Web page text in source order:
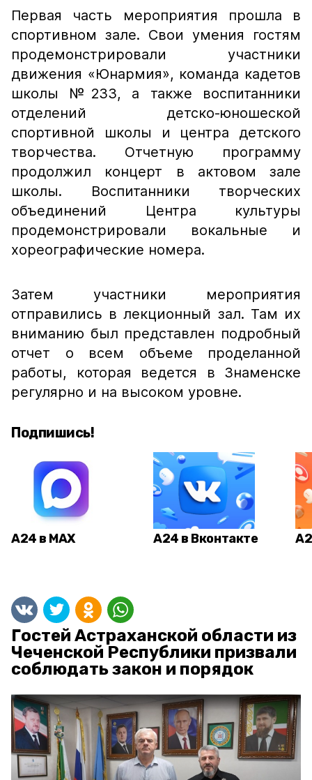
Первая часть мероприятия прошла в
спортивном зале. Свои умения гостям
продемонстрировали участники
движения «Юнармия», команда кадетов
школы №233, а также воспитанники
отделений детско-юношеской
спортивной школы и центра детского
творчества. Отчетную программу
продолжил концерт в актовом зале
школы. Воспитанники творческих
объединений Центра культуры
продемонстрировали вокальные и
хореографические номера.
Затем участники мероприятия
отправились в лекционный зал. Там их
вниманию был представлен подробный
отчет о всем объеме проделанной
работы, которая ведется в Знаменске
регулярно и на высоком уровне.
Подпишись!
А24 в MAX А24 в Вконтакте
Гостей Астраханской области из
Чеченской Республики призвали
соблюдать закон и порядок